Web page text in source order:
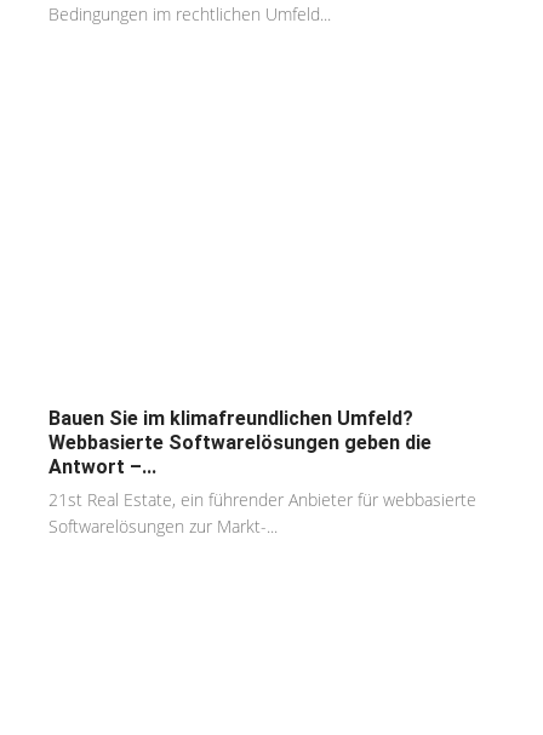
Bedingungen im rechtlichen Umfeld...
Bauen Sie im klimafreundlichen Umfeld?
Webbasierte Softwarelösungen geben die
Antwort –...
21st Real Estate, ein führender Anbieter für webbasierte
Softwarelösungen zur Markt-...